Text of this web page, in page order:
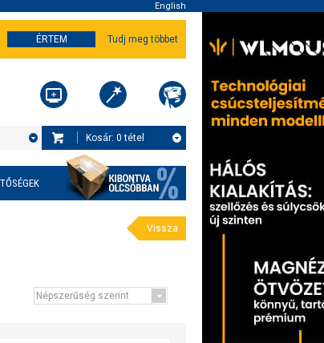
English
ÉRTEM Tudj meg többet
Kosár: 0 tétel
Vissza